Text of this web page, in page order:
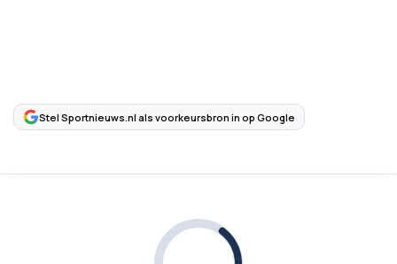
Stel Sportnieuws.nl als voorkeursbron in op Google